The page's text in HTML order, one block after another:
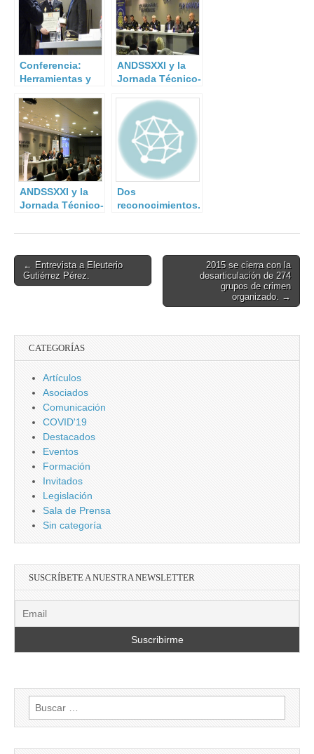
Conferencia:
Herramientas y
colaboración
Seguridad
Publica-
Seguridad
Privada.
ANDSSXXI y la
Jornada Técnico-
Directores y
Jefes de
Seguridad.
ANDSSXXI y la
Jornada Técnico-
Directores y
Seguridad, III.
Dos
reconocimientos.
Post
navigation
← Entrevista a Eleuterio
Gutiérrez Pérez.
2015 se cierra con la
desarticulación de 274
grupos de crimen
organizado. →
CATEGORÍAS
Artículos
Asociados
Comunicación
COVID'19
Destacados
Eventos
Formación
Invitados
Legislación
Sala de Prensa
Sin categoría
SUSCRÍBETE A NUESTRA NEWSLETTER
Buscar: